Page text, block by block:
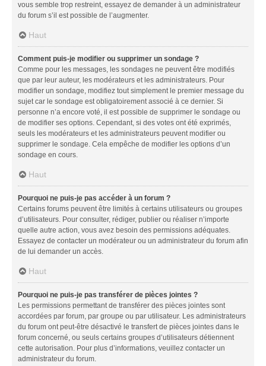
vous semble trop restreint, essayez de demander à un administrateur
du forum s’il est possible de l’augmenter.
Haut
Comment puis-je modifier ou supprimer un sondage ?
Comme pour les messages, les sondages ne peuvent être modifiés
que par leur auteur, les modérateurs et les administrateurs. Pour
modifier un sondage, modifiez tout simplement le premier message du
sujet car le sondage est obligatoirement associé à ce dernier. Si
personne n’a encore voté, il est possible de supprimer le sondage ou
de modifier ses options. Cependant, si des votes ont été exprimés,
seuls les modérateurs et les administrateurs peuvent modifier ou
supprimer le sondage. Cela empêche de modifier les options d’un
sondage en cours.
Haut
Pourquoi ne puis-je pas accéder à un forum ?
Certains forums peuvent être limités à certains utilisateurs ou groupes
d’utilisateurs. Pour consulter, rédiger, publier ou réaliser n’importe
quelle autre action, vous avez besoin des permissions adéquates.
Essayez de contacter un modérateur ou un administrateur du forum afin
de lui demander un accès.
Haut
Pourquoi ne puis-je pas transférer de pièces jointes ?
Les permissions permettant de transférer des pièces jointes sont
accordées par forum, par groupe ou par utilisateur. Les administrateurs
du forum ont peut-être désactivé le transfert de pièces jointes dans le
forum concerné, ou seuls certains groupes d’utilisateurs détiennent
cette autorisation. Pour plus d’informations, veuillez contacter un
administrateur du forum.